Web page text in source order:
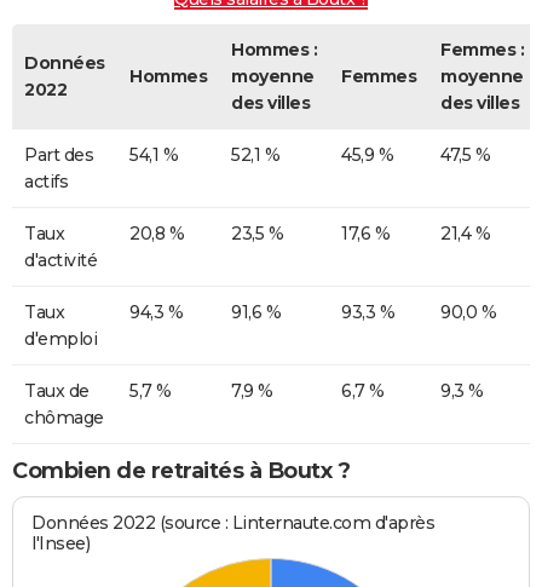
Données
2022
Hommes
Hommes :
moyenne
des villes
Femmes
Femmes :
moyenne
des villes
Part des
actifs
54,1 % 52,1 % 45,9 % 47,5 %
Taux
d'activité
20,8 % 23,5 % 17,6 % 21,4 %
Taux
d'emploi
94,3 % 91,6 % 93,3 % 90,0 %
Taux de
chômage
5,7 % 7,9 % 6,7 % 9,3 %
Combien de retraités à Boutx ?
Données 2022 (source : Linternaute.com d'après
l'Insee)